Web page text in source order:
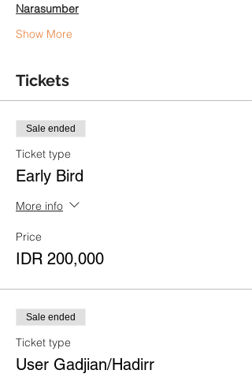
Narasumber
Show More
Tickets
Sale ended
Ticket type
Early Bird
More info
Price
IDR 200,000
Sale ended
Ticket type
User Gadjian/Hadirr